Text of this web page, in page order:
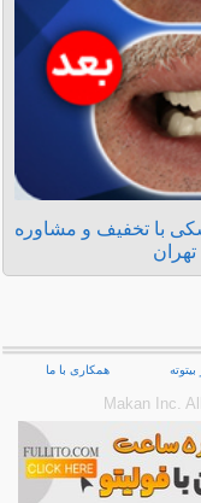
با تخفیف و مشاوره
تهران
همکاری با ما
Makan Inc.‎